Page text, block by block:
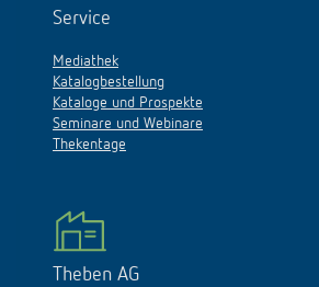
Service
Mediathek
Katalogbestellung
Kataloge und Prospekte
Seminare und Webinare
Thekentage
Theben AG